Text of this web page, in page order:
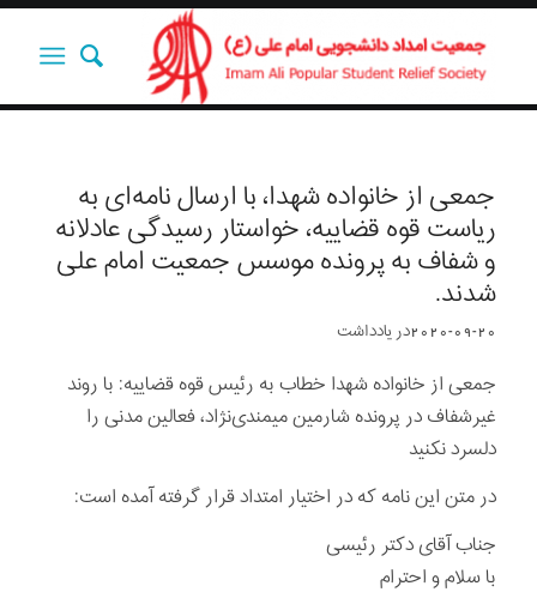
جمعی از خانواده شهدا، با ارسال نامه‌ای به
ریاست قوه قضاییه، خواستار رسیدگی عادلانه
و شفاف به پرونده موسس جمعیت امام علی
شدند.
2020-09-20دریادداشت‌‌‌‌‌‌‌
جمعی از خانواده شهدا خطاب به رئیس قوه قضاییه: با روند
غیرشفاف در پرونده شارمین میمندی‌نژاد، فعالین مدنی را
دلسرد نکنید
در متن این نامه که در اختیار امتداد قرار گرفته آمده است:
جناب آقای دکتر رئیسی
با سلام و احترام